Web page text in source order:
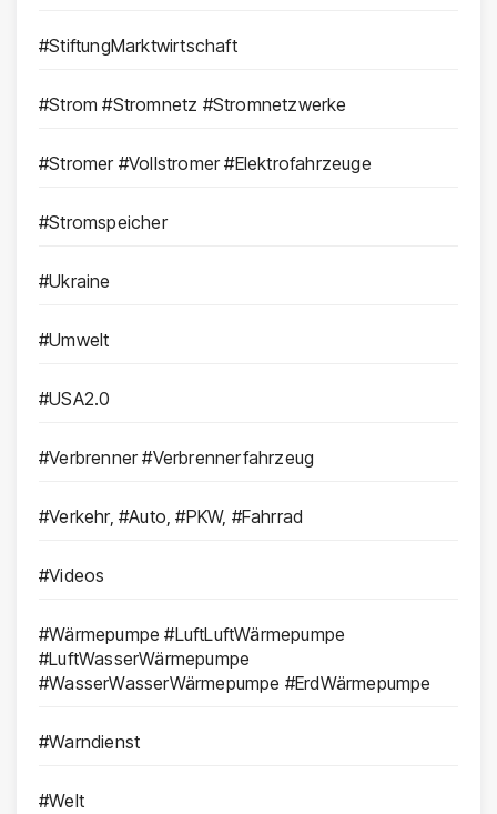
#StiftungMarktwirtschaft
#Strom #Stromnetz #Stromnetzwerke
#Stromer #Vollstromer #Elektrofahrzeuge
#Stromspeicher
#Ukraine
#Umwelt
#USA2.0
#Verbrenner #Verbrennerfahrzeug
#Verkehr, #Auto, #PKW, #Fahrrad
#Videos
#Wärmepumpe #LuftLuftWärmepumpe
#LuftWasserWärmepumpe
#WasserWasserWärmepumpe #ErdWärmepumpe
#Warndienst
#Welt